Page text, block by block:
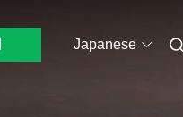
Japanese